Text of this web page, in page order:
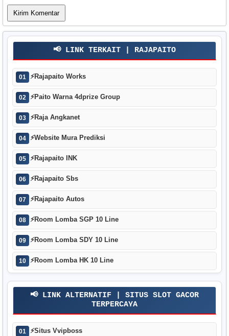
📢 LINK TERKAIT | RAJAPAITO
01 ⚡Rajapaito Works
02 ⚡Paito Warna 4dprize Group
03 ⚡Raja Angkanet
04 ⚡Website Mura Prediksi
05 ⚡Rajapaito INK
06 ⚡Rajapaito Sbs
07 ⚡Rajapaito Autos
08 ⚡Room Lomba SGP 10 Line
09 ⚡Room Lomba SDY 10 Line
10 ⚡Room Lomba HK 10 Line
📢 LINK ALTERNATIF | SITUS SLOT GACOR
TERPERCAYA
01 ⚡Situs Vvipboss